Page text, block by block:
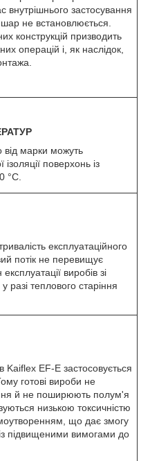
внутрішнього застосування
не встановлюється.
конструкцій призводить
операцій і, як наслідок,
марки можуть
поверхонь із
°C.
експлуатаційного
потік не перевищує
виробів зі
разі теплового старіння
Kaiflex EF-E застосовується
готові вироби не
й не поширюють полум'я
низькою токсичністю
що дає змогу
підвищеними вимогами до